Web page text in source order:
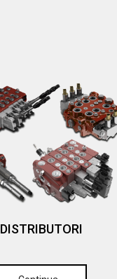
DISTRIBUTORI